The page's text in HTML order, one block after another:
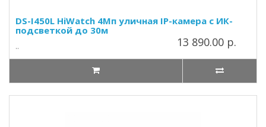
DS-I450L HiWatch 4Мп уличная IP-камера с ИК-
подсветкой до 30м
.. 13 890.00 р.